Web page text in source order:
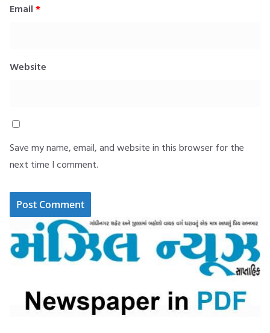
Email *
Website
Save my name, email, and website in this browser for the
next time I comment.